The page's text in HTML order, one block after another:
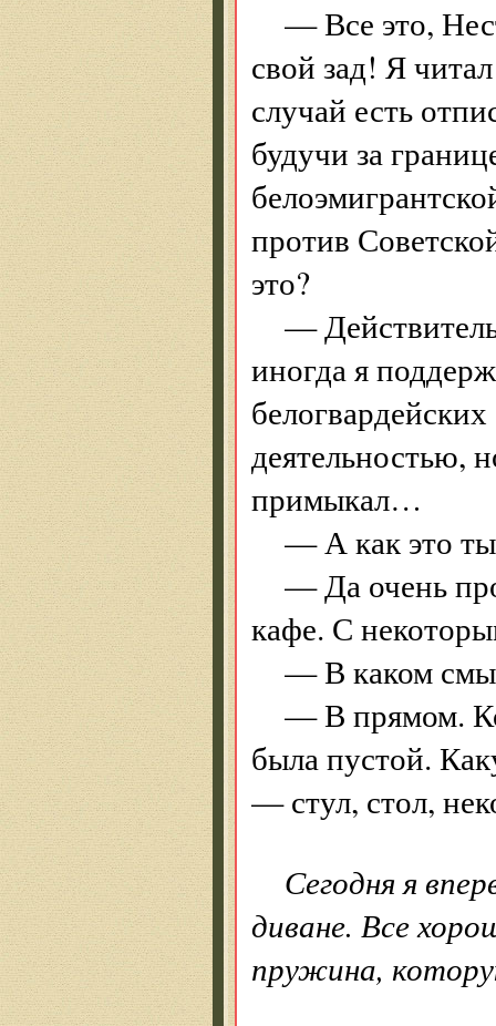
— Все это,
свой зад! Я
случай есть
будучи за
против
это?
—
иногда я
деятельностью,
примыкал…
— А как это ты
— Да очень
кафе. С
— В каком
— В прямом.
была пустой.
— стул, стол,
Сегодня я
диване. Все
пружина,